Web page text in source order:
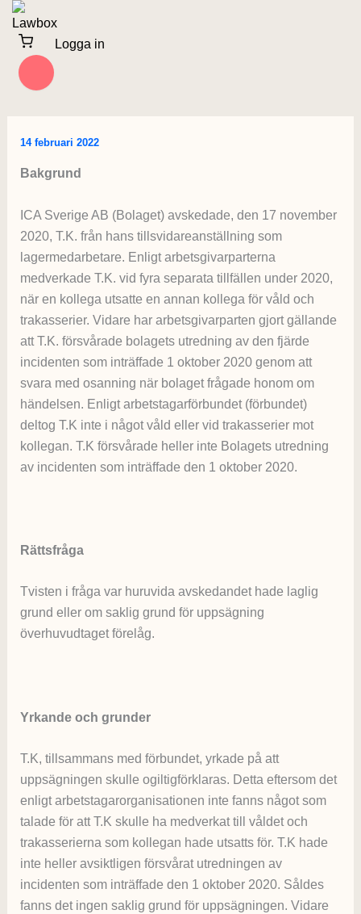
Logga in
Hoppa
innehåll
14 februari 2022
Bakgrund
ICA Sverige AB (Bolaget) avskedade, den 17 november
2020, T.K. från hans tillsvidareanställning som
lagermedarbetare. Enligt arbetsgivarparterna
medverkade T.K. vid fyra separata tillfällen under 2020,
när en kollega utsatte en annan kollega för våld och
trakasserier. Vidare har arbetsgivarparten gjort gällande
att T.K. försvårade bolagets utredning av den fjärde
incidenten som inträffade 1 oktober 2020 genom att
svara med osanning när bolaget frågade honom om
händelsen. Enligt arbetstagarförbundet (förbundet)
deltog T.K inte i något våld eller vid trakasserier mot
kollegan. T.K försvårade heller inte Bolagets utredning
av incidenten som inträffade den 1 oktober 2020.
Rättsfråga
Tvisten i fråga var huruvida avskedandet hade laglig
grund eller om saklig grund för uppsägning
överhuvudtaget förelåg.
Yrkande och grunder
T.K, tillsammans med förbundet, yrkade på att
uppsägningen skulle ogiltigförklaras. Detta eftersom det
enligt arbetstagarorganisationen inte fanns något som
talade för att T.K skulle ha medverkat till våldet och
trakasserierna som kollegan hade utsatts för. T.K hade
inte heller avsiktligen försvårat utredningen av
incidenten som inträffade den 1 oktober 2020. Såldes
fanns det ingen saklig grund för uppsägningen. Vidare